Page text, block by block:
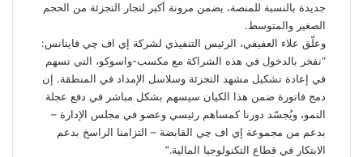
جديدة بالنسبة للمنصة، يضمن مرونة أكبر لتجار التجزئة من الحجم
الصغير والمتوسط.
وعلّق علاء العفيفي، الرئيس التنفيذي لشركة إي اف چي فاينانس:
“نفخر بالدخول في هذه الشراكة مع مكسب-واسوكو، التي تسهم
في إعادة تشكيل مشهد التجزئة وسلاسل الإمداد في المنطقة. إن
دمج فاتورة ضمن هذا الكيان سيسهم بشكل مباشر في دفع عجلة
النمو، ويُجسّد دورنا كمساهم رئيسي وعضو في مجلس الإدارة –
بدعم من مجموعة إي اف چي القابضة – التزامنا الراسخ بدعم
الابتكار في قطاع التكنولوجيا المالية.”